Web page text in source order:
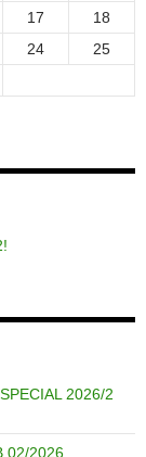
17
18
24
25
2026/2
02/2026